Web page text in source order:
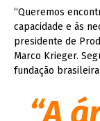
“Queremos
capacidade e às
presidente de
Marco Krieger.
fundação
“A